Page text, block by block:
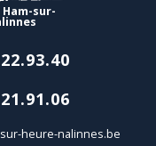
Ham-sur-
heure-nalinnes.be